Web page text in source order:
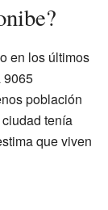
en los últimos
9065
población
tenía
que viven